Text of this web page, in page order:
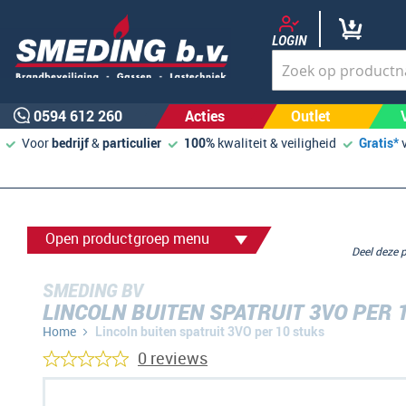
LOGIN
0594 612 260 Acties Outlet
Voorbedrijf&particulier 100% kwaliteit & veiligheid Gratis*
Open productgroep menu
SMEDING BV
LINCOLN BUITEN SPATRUIT 3VO PER
Home Lincoln buiten spatruit 3VO per 10 stuks
Deel
0 reviews
Ga